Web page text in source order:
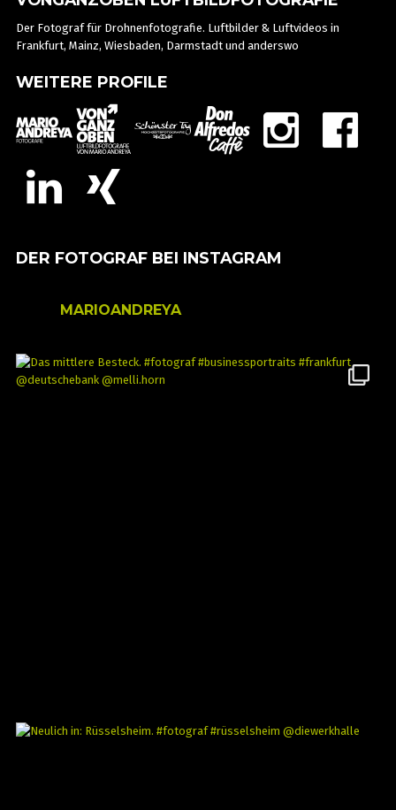
Der Fotograf für Drohnenfotografie. Luftbilder & Luftvideos in
Frankfurt, Mainz, Wiesbaden, Darmstadt und anderswo
WEITERE PROFILE
DER FOTOGRAF BEI INSTAGRAM
MARIOANDREYA